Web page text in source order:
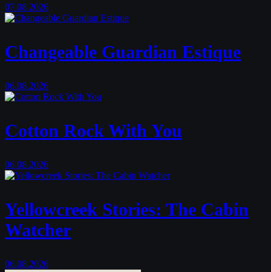
07.08.2026
Changeable Guardian Estique
06.08.2026
Cotton Rock With You
06.08.2026
Yellowcreek Stories: The Cabin
Watcher
06.08.2026